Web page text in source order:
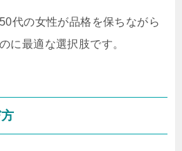
代の女性が品格を保ちながら
に最適な選択肢です。